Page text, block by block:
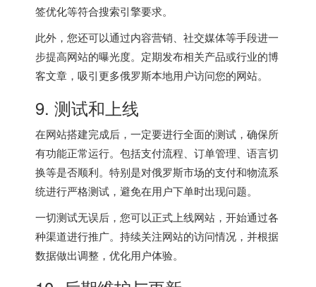
签优化等符合搜索引擎要求。
此外，您还可以通过内容营销、社交媒体等手段进一
步提高网站的曝光度。定期发布相关产品或行业的博
客文章，吸引更多俄罗斯本地用户访问您的网站。
9. 测试和上线
在网站搭建完成后，一定要进行全面的测试，确保所
有功能正常运行。包括支付流程、订单管理、语言切
换等是否顺利。特别是对俄罗斯市场的支付和物流系
统进行严格测试，避免在用户下单时出现问题。
一切测试无误后，您可以正式上线网站，开始通过各
种渠道进行推广。持续关注网站的访问情况，并根据
数据做出调整，优化用户体验。